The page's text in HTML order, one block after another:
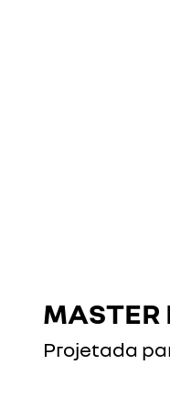
MASTER
Projetada